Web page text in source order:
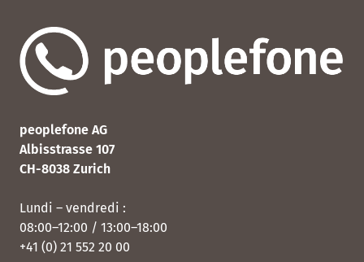
peoplefone AG
Albisstrasse 107
CH-8038 Zurich
Lundi – vendredi :
08:00–12:00 / 13:00–18:00
+41 (0) 21 552 20 00